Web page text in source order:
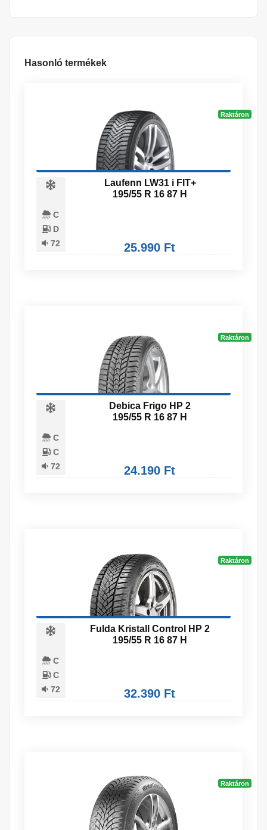
Hasonló termékek
Raktáron
C
D
72
Laufenn LW31 i FIT+
195/55 R 16 87 H
25.990 Ft
Raktáron
C
C
72
Debica Frigo HP 2
195/55 R 16 87 H
24.190 Ft
Raktáron
C
C
72
Fulda Kristall Control HP 2
195/55 R 16 87 H
32.390 Ft
Raktáron